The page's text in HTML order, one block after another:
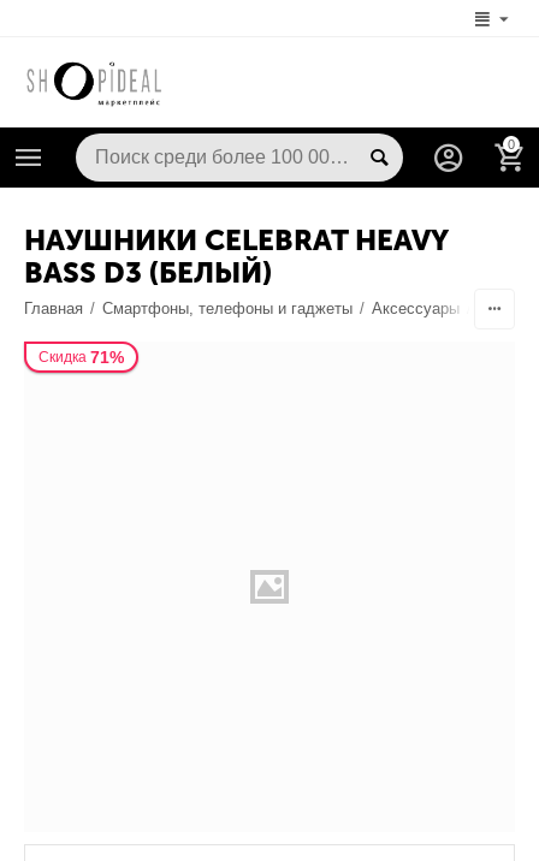
0
НАУШНИКИ CELEBRAT HEAVY
BASS D3 (БЕЛЫЙ)
Главная / Смартфоны, телефоны и гаджеты / Аксессуары
Скидка 71%